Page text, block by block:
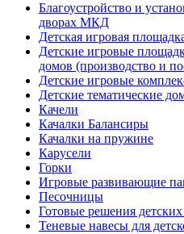
Благоустройство и
дворах МКД
Детская игровая
Детские игровые
домов (производство и
Детские игровые
Детские тематические
Качели
Качалки Балансиры
Качалки на пружине
Карусели
Горки
Игровые развивающие
Песочницы
Готовые решения
Теневые навесы для